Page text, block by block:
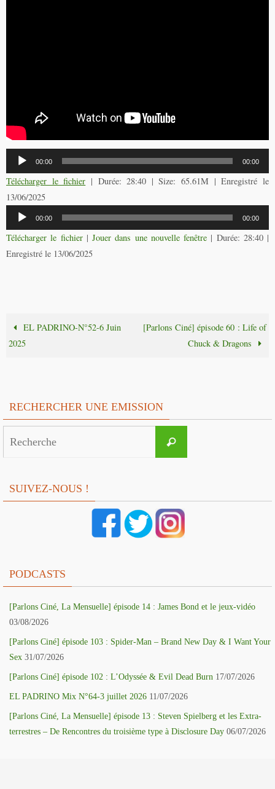
Lecteur
audio
00:00 00:00
Télécharger le fichier | Durée: 28:40 | Size: 65.61M | Enregistré le
13/06/2025
Lecteur
audio
00:00 00:00
Télécharger le fichier| Jouer dans une nouvelle fenêtre | Durée: 28:40|
Enregistré le 13/06/2025
EL PADRINO-N°52-6 Juin
2025
[Parlons Ciné] épisode 60 : Life of
Chuck & Dragons
RECHERCHER UNE EMISSION
Recherche
SUIVEZ-NOUS !
PODCASTS
[Parlons Ciné, La Mensuelle] épisode 14 : James Bond et le jeux-vidéo
03/08/2026
[Parlons Ciné] épisode 103 : Spider-Man – Brand New Day & I Want Your
Sex 31/07/2026
[Parlons Ciné] épisode 102 : L’Odyssée & Evil Dead Burn 17/07/2026
EL PADRINO Mix N°64-3 juillet 2026 11/07/2026
[Parlons Ciné, La Mensuelle] épisode 13 : Steven Spielberg et les Extra-
terrestres – De Rencontres du troisième type à Disclosure Day 06/07/2026